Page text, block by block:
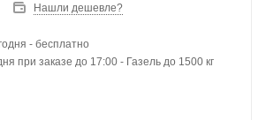
Нашли дешевле?
- бесплатно
при заказе до 17:00 - Газель до 1500 кг